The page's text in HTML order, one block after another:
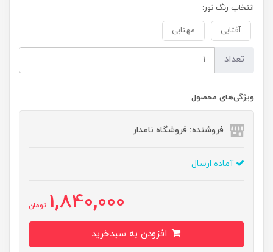
انتخاب رنگ نور:
آفتابی مهتابی
تعداد
ویژگی‌های محصول
فروشنده: فروشگاه نامدار
آماده ارسال
1,840,000 تومان